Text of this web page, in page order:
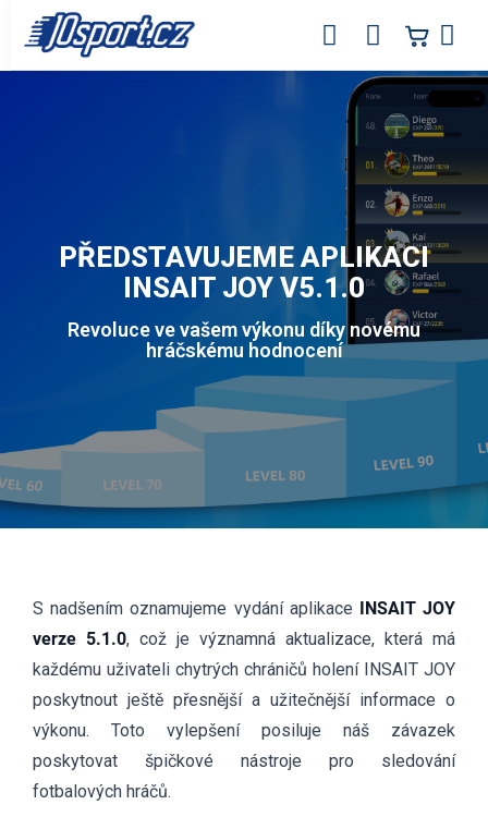
obsah
PŘEDSTAVUJEME APLIKACI
INSAIT JOY V5.1.0
Revoluce ve vašem výkonu díky novému
hráčskému hodnocení
S nadšením oznamujeme vydání aplikace INSAIT JOY
verze 5.1.0, což je významná aktualizace, která má
každému uživateli chytrých chráničů holení INSAIT JOY
poskytnout ještě přesnější a užitečnější informace o
výkonu. Toto vylepšení posiluje náš závazek
poskytovat špičkové nástroje pro sledování
fotbalových hráčů.